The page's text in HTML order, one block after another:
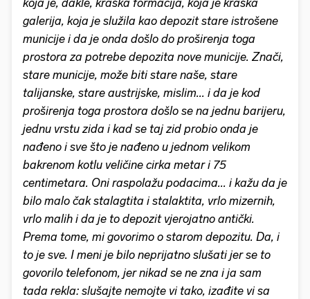
koja je, dakle, kraška formacija, koja je kraška
galerija, koja je služila kao depozit stare istrošene
municije i da je onda došlo do proširenja toga
prostora za potrebe depozita nove municije. Znači,
stare municije, može biti stare naše, stare
talijanske, stare austrijske, mislim... i da je kod
proširenja toga prostora došlo se na jednu barijeru,
jednu vrstu zida i kad se taj zid probio onda je
nađeno i sve što je nađeno u jednom velikom
bakrenom kotlu veličine cirka metar i 75
centimetara. Oni raspolažu podacima... i kažu da je
bilo malo čak stalagtita i stalaktita, vrlo mizernih,
vrlo malih i da je to depozit vjerojatno antički.
Prema tome, mi govorimo o starom depozitu. Da, i
to je sve. I meni je bilo neprijatno slušati jer se to
govorilo telefonom, jer nikad se ne zna i ja sam
tada rekla: slušajte nemojte vi tako, izađite vi sa